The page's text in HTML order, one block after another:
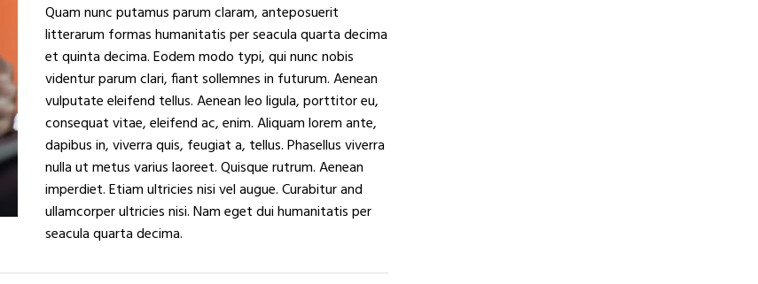
Quam nunc putamus parum claram, anteposuerit
litterarum formas humanitatis per seacula quarta decima
et quinta decima. Eodem modo typi, qui nunc nobis
videntur parum clari, fiant sollemnes in futurum. Aenean
vulputate eleifend tellus. Aenean leo ligula, porttitor eu,
consequat vitae, eleifend ac, enim. Aliquam lorem ante,
dapibus in, viverra quis, feugiat a, tellus. Phasellus viverra
nulla ut metus varius laoreet. Quisque rutrum. Aenean
imperdiet. Etiam ultricies nisi vel augue. Curabitur and
ullamcorper ultricies nisi. Nam eget dui humanitatis per
seacula quarta decima.